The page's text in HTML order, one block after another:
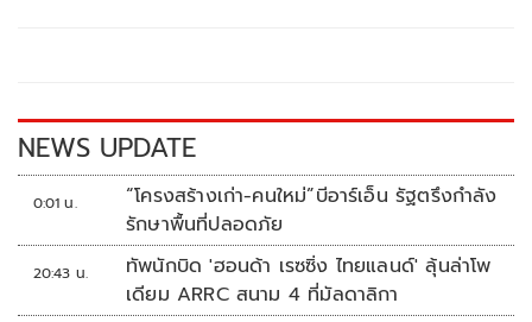
k k
NEWS UPDATE
0:01 น.
“โครงสร้างเก่า-คนใหม่”บีอาร์เอ็น รัฐตรึงกำลัง
รักษาพื้นที่ปลอดภัย
20:43 น.
ทัพนักบิด 'ฮอนด้า เรซซิ่ง ไทยแลนด์' ลุ้นล่าโพ
เดียม ARRC สนาม 4 ที่มัลดาลิกา